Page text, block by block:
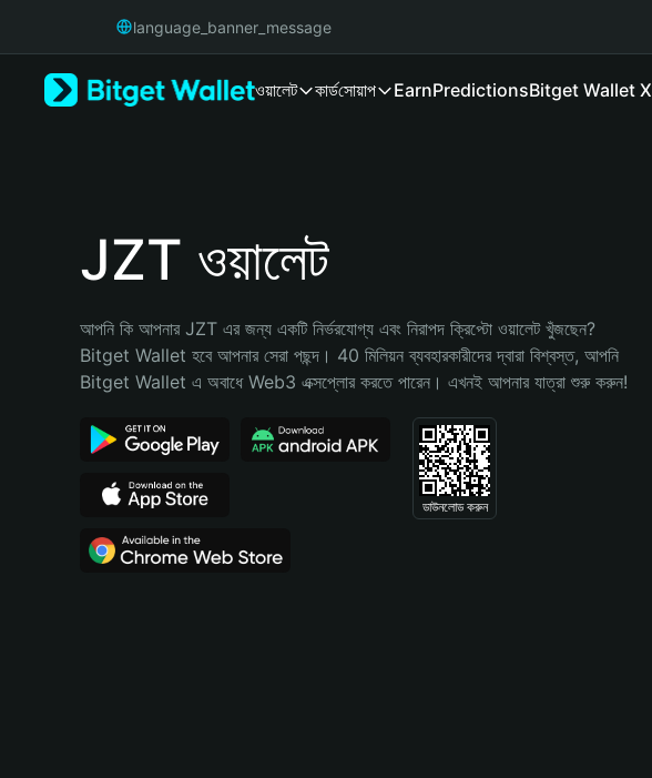
Русский
Bahasa Indonesia
Español (Argentina)
language_banner_message
ওয়ালেট কার্ডসোয়াপ EarnPredictionsBitget Wallet X
JZT ওয়ালেট
আপনি কি আপনার JZT এর জন্য একটি নির্ভরযোগ্য এবং নিরাপদ ক্রিপ্টো ওয়ালেট খুঁজছেন?
Bitget Wallet হবে আপনার সেরা পছন্দ। 40 মিলিয়ন ব্যবহারকারীদের দ্বারা বিশ্বস্ত, আপনি
Bitget Wallet এ অবাধে Web3 এক্সপ্লোর করতে পারেন। এখনই আপনার যাত্রা শুরু করুন!
ডাউনলোড করুন